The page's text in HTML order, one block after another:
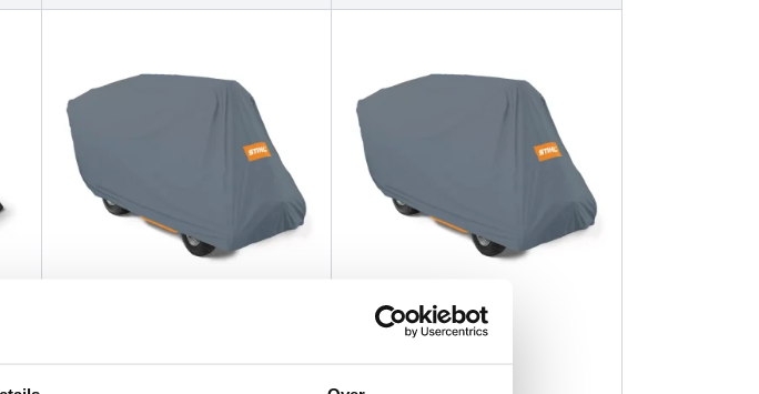
STIHL
AAH 300, Afdekkap